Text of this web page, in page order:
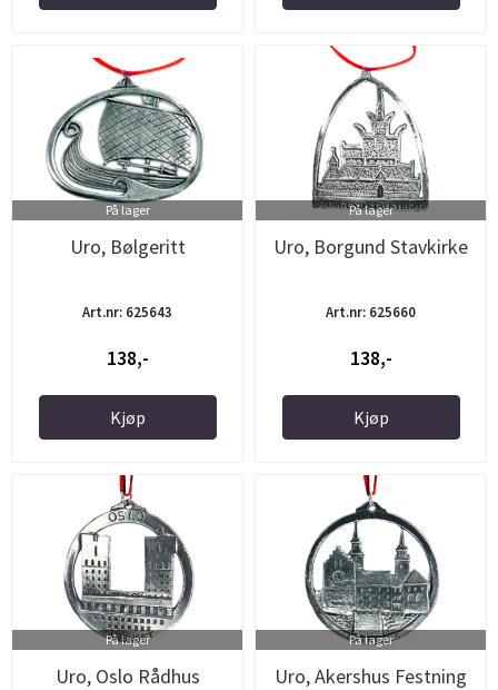
På lager
Uro, Bølgeritt
Art.nr: 625643
138,-
Kjøp
På lager
Uro, Borgund Stavkirke
Art.nr: 625660
138,-
Kjøp
På lager
Uro, Oslo Rådhus
På lager
Uro, Akershus Festning